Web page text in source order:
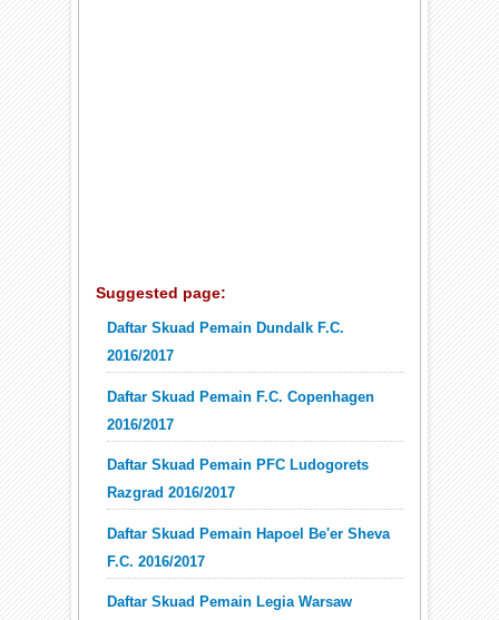
Suggested page:
Daftar Skuad Pemain Dundalk F.C.
2016/2017
Daftar Skuad Pemain F.C. Copenhagen
2016/2017
Daftar Skuad Pemain PFC Ludogorets
Razgrad 2016/2017
Daftar Skuad Pemain Hapoel Be'er Sheva
F.C. 2016/2017
Daftar Skuad Pemain Legia Warsaw